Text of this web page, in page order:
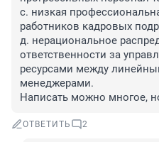
с. низкая
работников кадровых
д. нерациональное
ответственности за
ресурсами между
менеджерами.
Написать можно многое,
ОТВЕТИТЬ 2